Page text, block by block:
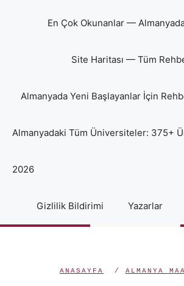
En Çok Okunanlar —
Site Haritası — Tüm
Almanyada Yeni Başlayanlar İçin
Almanyadaki Tüm Üniversiteler: 375+
2026
Gizlilik Bildirimi Yazarlar
ANASAYFA / ALMANYA